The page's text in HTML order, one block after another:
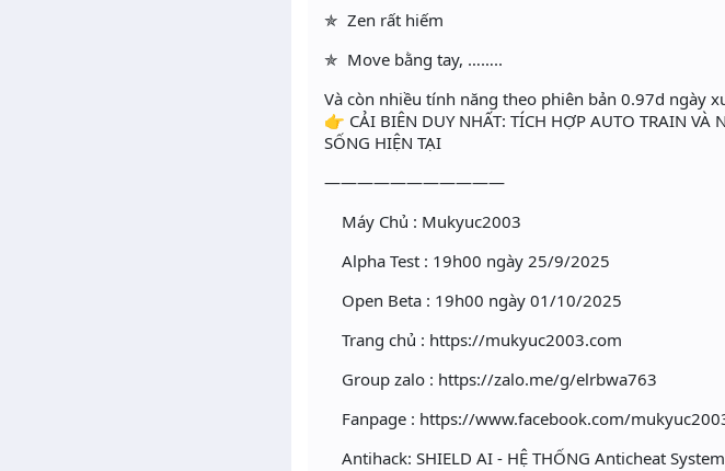
✯ Zen rất hiếm
✯ Move bằng tay, ……..
Và còn nhiều tính năng theo phiên bản 0.97d ngày
👉 CẢI BIÊN DUY NHẤT: TÍCH HỢP AUTO TRAIN
SỐNG HIỆN TẠI
———————————
Máy Chủ : Mukyuc2003
Alpha Test : 19h00 ngày 25/9/2025
Open Beta : 19h00 ngày 01/10/2025
Trang chủ : https://mukyuc2003.com
Group zalo : https://zalo.me/g/elrbwa763
Fanpage : https://www.facebook.com/
Antihack: SHIELD AI - HỆ THỐNG Anticheat